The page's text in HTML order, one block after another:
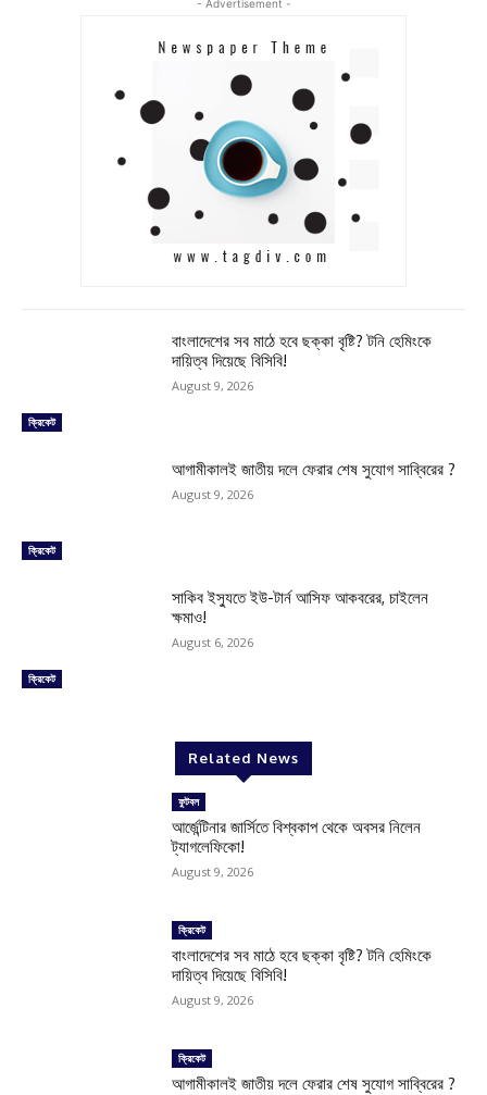
- Advertisement -
ক্রিকেট
বাংলাদেশের সব মাঠে হবে ছক্কা বৃষ্টি? টনি হেমিংকে
দায়িত্ব দিয়েছে বিসিবি!
August 9, 2026
ক্রিকেট
আগামীকালই জাতীয় দলে ফেরার শেষ সুযোগ সাব্বিরের ?
August 9, 2026
ক্রিকেট
সাকিব ইস্যুতে ইউ-টার্ন আসিফ আকবরের, চাইলেন
ক্ষমাও!
August 6, 2026
Related News
ফুটবল
আর্জেন্টিনার জার্সিতে বিশ্বকাপ থেকে অবসর নিলেন
ট্যাগলেফিকো!
August 9, 2026
ক্রিকেট
বাংলাদেশের সব মাঠে হবে ছক্কা বৃষ্টি? টনি হেমিংকে
দায়িত্ব দিয়েছে বিসিবি!
August 9, 2026
ক্রিকেট
আগামীকালই জাতীয় দলে ফেরার শেষ সুযোগ সাব্বিরের ?